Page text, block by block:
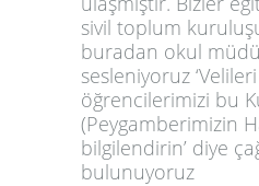
sivil toplum
buradan okul
sesleniyoruz
öğrencilerimizi bu
(Peygamberimizin
bilgilendirin’ diye
bulunuyoruz